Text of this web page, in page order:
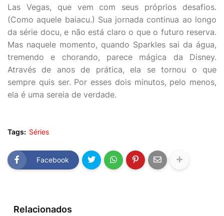
Las Vegas, que vem com seus próprios desafios.
(Como aquele baiacu.) Sua jornada continua ao longo
da série docu, e não está claro o que o futuro reserva.
Mas naquele momento, quando Sparkles sai da água,
tremendo e chorando, parece mágica da Disney.
Através de anos de prática, ela se tornou o que
sempre quis ser. Por esses dois minutos, pelo menos,
ela é uma sereia de verdade.
Tags: Séries
Facebook
Relacionados